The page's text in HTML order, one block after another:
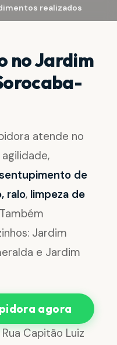
realizados
no Jardim
atende no
de
ralo, limpeza de
Jardim
e Jardim
agora
Capitão Luiz